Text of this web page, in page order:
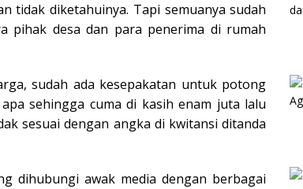
tidak diketahuinya. Tapi semuanya sudah
pihak desa dan para penerima di rumah
sudah ada kesepakatan untuk potong
sehingga cuma di kasih enam juta lalu
sesuai dengan angka di kwitansi ditanda
dihubungi awak media dengan berbagai